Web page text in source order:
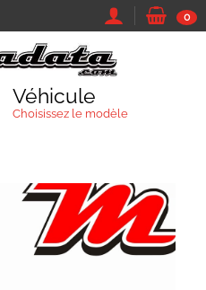
0
Véhicule
Choisissez le modèle
VÉHICULE
modèle